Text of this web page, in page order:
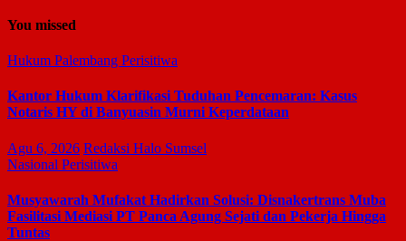
You missed
Hukum Palembang Perisitiwa
Kantor Hukum Klarifikasi Tuduhan Pencemaran: Kasus
Notaris HY di Banyuasin Murni Keperdataan
Agu 6, 2026 Redaksi Halo Sumsel
Nasional Perisitiwa
Musyawarah Mufakat Hadirkan Solusi: Disnakertrans Muba
Fasilitasi Mediasi PT Panca Agung Sejati dan Pekerja Hingga
Tuntas